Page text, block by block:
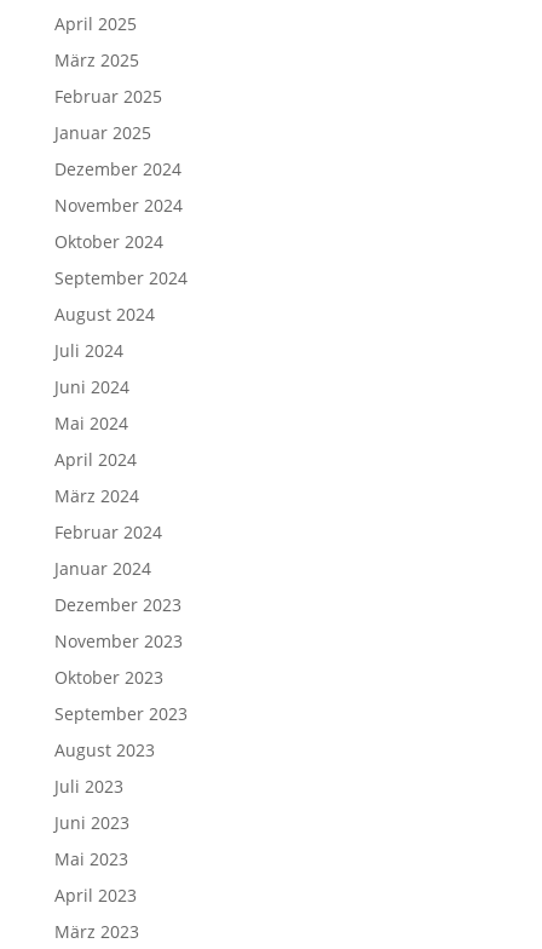
April 2025
März 2025
Februar 2025
Januar 2025
Dezember 2024
November 2024
Oktober 2024
September 2024
August 2024
Juli 2024
Juni 2024
Mai 2024
April 2024
März 2024
Februar 2024
Januar 2024
Dezember 2023
November 2023
Oktober 2023
September 2023
August 2023
Juli 2023
Juni 2023
Mai 2023
April 2023
März 2023